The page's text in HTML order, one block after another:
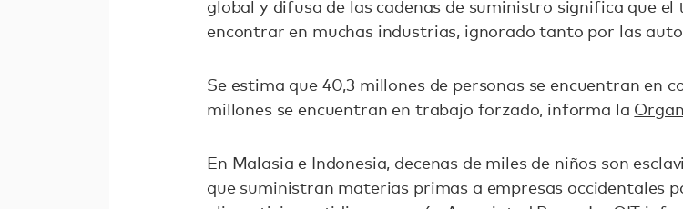
global y difusa de las cadenas de suministro significa que
encontrar en muchas industrias, ignorado tanto por las
Se estima que 40,3 millones de personas se encuentran en
millones se encuentran en trabajo forzado, informa la
En Malasia e Indonesia, decenas de miles de niños son
que suministran materias primas a empresas occidentales